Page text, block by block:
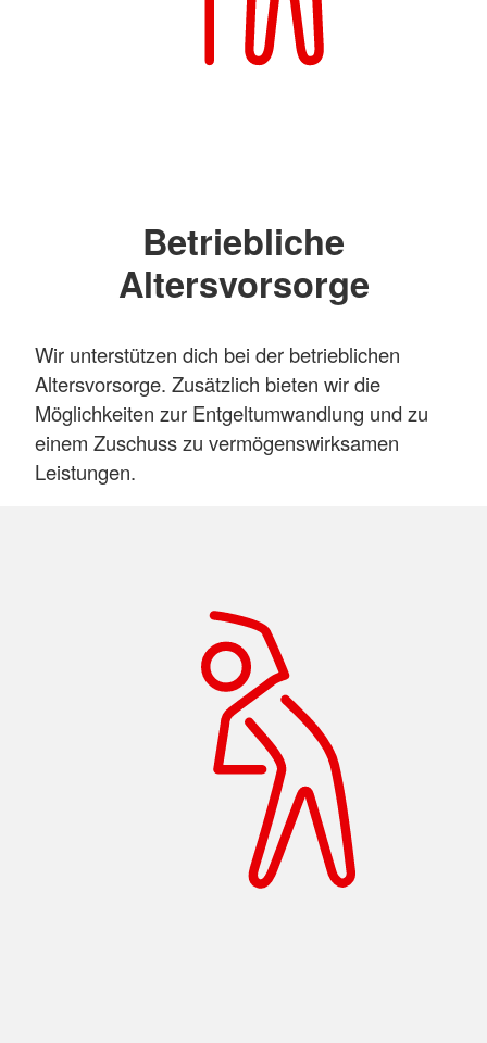
Betriebliche
Altersvorsorge
Wir unterstützen dich bei der betrieblichen
Altersvorsorge. Zusätzlich bieten wir die
Möglichkeiten zur Entgeltumwandlung und zu
einem Zuschuss zu vermögenswirksamen
Leistungen.